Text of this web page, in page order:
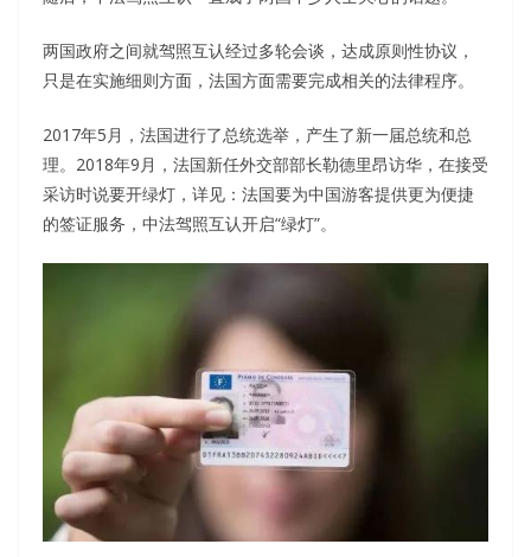
两国政府之间就驾照互认经过多轮会谈，达成原则性协议，
只是在实施细则方面，法国方面需要完成相关的法律程序。
2017年5月，法国进行了总统选举，产生了新一届总统和总
理。2018年9月，法国新任外交部部长勒德里昂访华，在接受
采访时说要开绿灯，详见：法国要为中国游客提供更为便捷
的签证服务，中法驾照互认开启“绿灯”。